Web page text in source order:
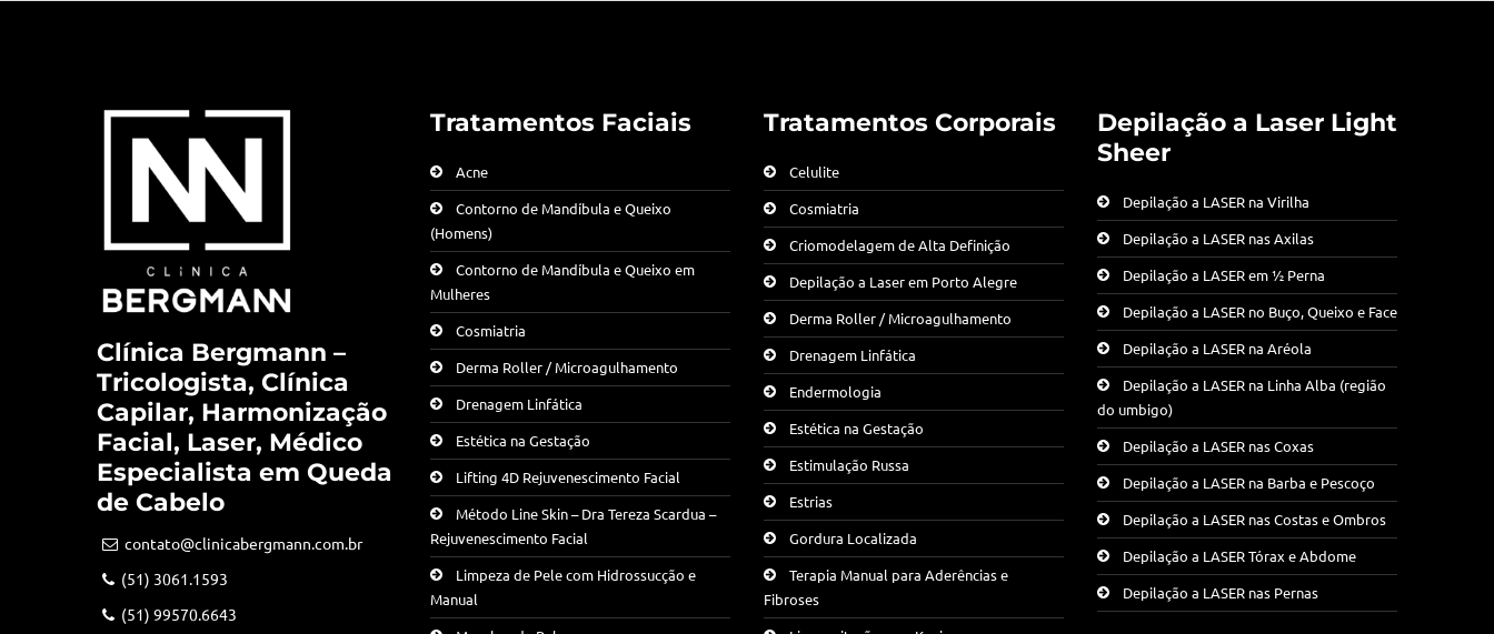
Clínica Bergmann –
Tricologista, Clínica
Capilar, Harmonização
Facial, Laser, Médico
Especialista em Queda
de Cabelo
contato@clinicabergmann.com.br
(51) 3061.1593
(51) 99570.6643
Tratamentos Faciais
Acne
Contorno de Mandíbula e Queixo
(Homens)
Contorno de Mandíbula e Queixo em
Mulheres
Cosmiatria
Derma Roller / Microagulhamento
Drenagem Linfática
Estética na Gestação
Lifting 4D Rejuvenescimento Facial
Método Line Skin – Dra Tereza Scardua –
Rejuvenescimento Facial
Limpeza de Pele com Hidrossucção e
Manual
Tratamentos Corporais
Celulite
Cosmiatria
Criomodelagem de Alta Definição
Depilação a Laser em Porto Alegre
Derma Roller / Microagulhamento
Drenagem Linfática
Endermologia
Estética na Gestação
Estimulação Russa
Estrias
Gordura Localizada
Terapia Manual para Aderências e
Fibroses
Depilação a Laser Light
Sheer
Depilação a LASER na Virilha
Depilação a LASER nas Axilas
Depilação a LASER em ½ Perna
Depilação a LASER no Buço, Queixo e Face
Depilação a LASER na Aréola
Depilação a LASER na Linha Alba (região
do umbigo)
Depilação a LASER nas Coxas
Depilação a LASER na Barba e Pescoço
Depilação a LASER nas Costas e Ombros
Depilação a LASER Tórax e Abdome
Depilação a LASER nas Pernas